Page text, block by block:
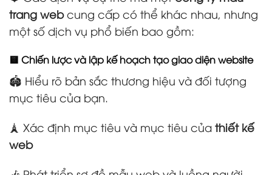
trang webcung cấp có thể khác nhau, nhưng
một số dịch vụ phổ biến bao gồm:
🟨 Chiến lược và lập kế hoạch tạo giao diện website
🏟️ Hiểu rõ bản sắc thương hiệu và đối tượng
mục tiêu của bạn.
🗼 Xác định mục tiêu và mục tiêu của thiết kế
web